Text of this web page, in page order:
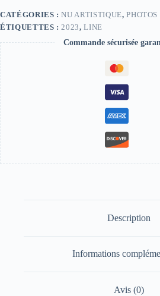
CATÉGORIES :NU ARTISTIQUE,PHOTOS
ÉTIQUETTES : 2023,LINE
Commande sécurisée
Description
Informations
Avis (0)